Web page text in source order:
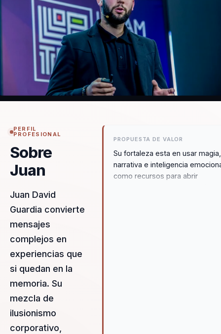
PERFIL
PROFESIONAL
Sobre
Juan
Juan David
Guardia convierte
mensajes
complejos en
experiencias que
si quedan en la
memoria. Su
mezcla de
ilusionismo
corporativo,
PROPUESTA DE VALOR
Su fortaleza esta en usar magia,
narrativa e inteligencia
como recursos para abrir